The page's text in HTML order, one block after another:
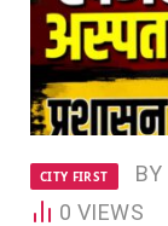
CITY FIRST BY
0 VIEWS